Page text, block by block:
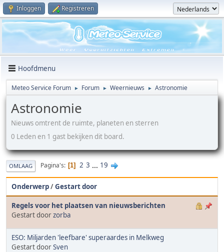
Inloggen Registreren
Hoofdmenu
Meteo Service Forum ► Forum ► Weernieuws ► Astronomie
Astronomie
Nieuws omtrent de ruimte, planeten en sterren
0 Leden en 1 gast bekijken dit board.
OMLAAG Pagina's 1 2 3 ... 19
Onderwerp/Gestart door
Regels voor het plaatsen van nieuwsberichten
Gestart doorzorba
ESO: Miljarden 'leefbare' superaardes in Melkweg
Gestart doorSven